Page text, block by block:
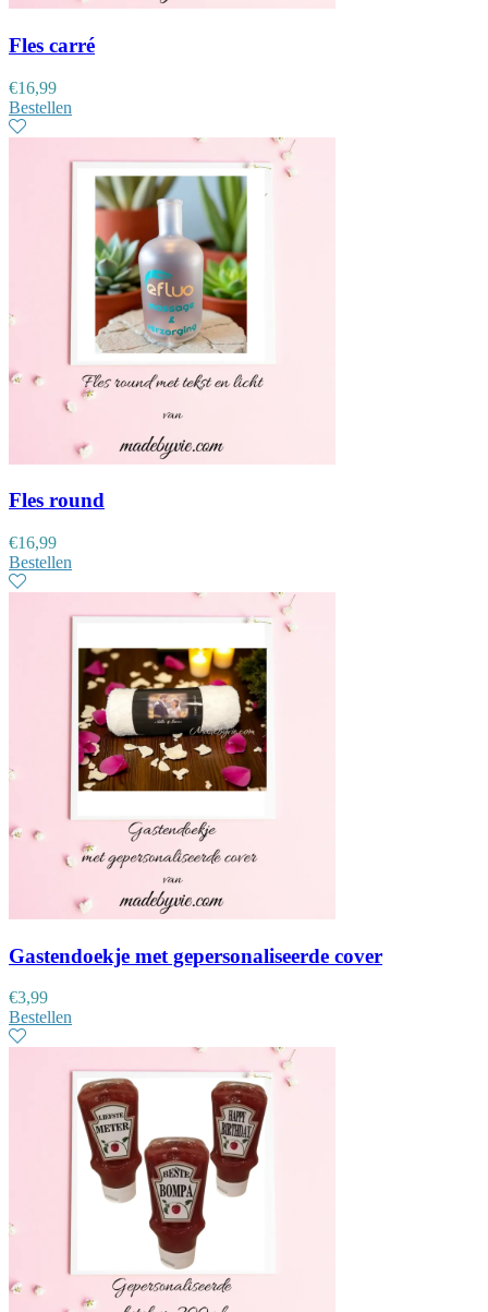
Fles carré
€16,99
Bestellen
Fles round
€16,99
Bestellen
Gastendoekje met gepersonaliseerde cover
€3,99
Bestellen